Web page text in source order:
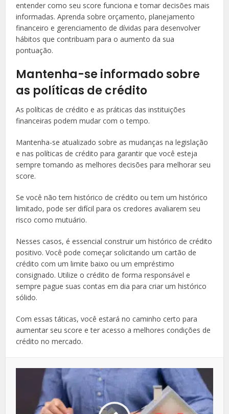
entender como seu score funciona e tomar decisões mais
informadas. Aprenda sobre orçamento, planejamento
financeiro e gerenciamento de dívidas para desenvolver
hábitos que contribuam para o aumento da sua
pontuação.
Mantenha-se informado sobre
as políticas de crédito
As políticas de crédito e as práticas das instituições
financeiras podem mudar com o tempo.
Mantenha-se atualizado sobre as mudanças na legislação
e nas políticas de crédito para garantir que você esteja
sempre tomando as melhores decisões para melhorar seu
score.
Se você não tem histórico de crédito ou tem um histórico
limitado, pode ser difícil para os credores avaliarem seu
risco como mutuário.
Nesses casos, é essencial construir um histórico de crédito
positivo. Você pode começar solicitando um cartão de
crédito com um limite baixo ou um empréstimo
consignado. Utilize o crédito de forma responsável e
sempre pague suas contas em dia para criar um histórico
sólido.
Com essas táticas, você estará no caminho certo para
aumentar seu score e ter acesso a melhores condições de
crédito no mercado.